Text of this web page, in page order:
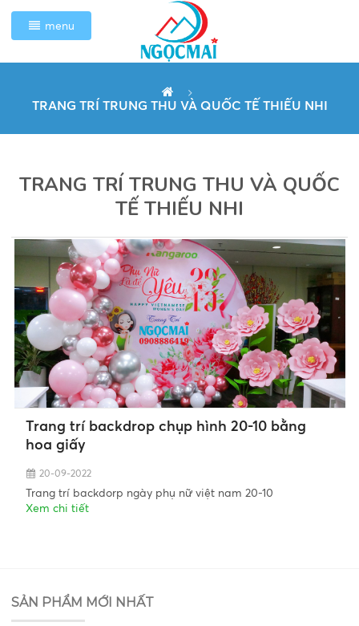
menu
TRANG TRÍ TRUNG THU VÀ QUỐC TẾ THIẾU NHI
TRANG TRÍ TRUNG THU VÀ QUỐC
TẾ THIẾU NHI
Trang trí backdrop chụp hình 20-10 bằng
hoa giấy
20-09-2022
Trang trí backdorp ngày phụ nữ việt nam 20-10
Xem chi tiết
SẢN PHẨM MỚI NHẤT